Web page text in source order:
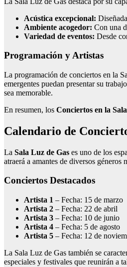
Acústica excepcional:
Ambiente acogedor: Con una
Variedad de eventos: Desde
Programación y Artistas
La programación de conciertos en la
emergentes puedan presentar su
sea memorable.
En resumen, los Conciertos en la
Calendario de
La Sala Luz de Gas es uno de los
atraerá a amantes de diversos
Conciertos Destacados
Artista 1 – Fecha: 15 de marzo
Artista 2 – Fecha: 22 de abril
Artista 3 – Fecha: 10 de junio
Artista 4 – Fecha: 5 de agosto
Artista 5 – Fecha: 12 de
La Sala Luz de Gas también se
especiales y festivales que reunirán a